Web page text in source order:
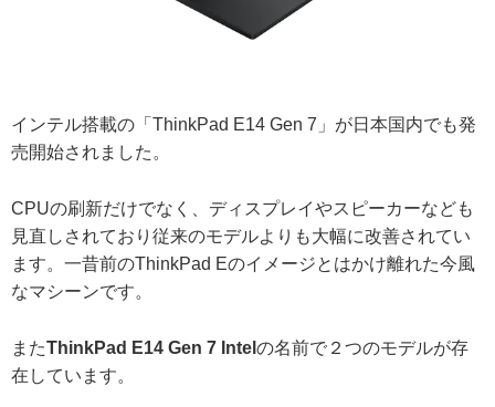
インテル搭載の「ThinkPad E14 Gen 7」が日本国内でも発
売開始されました。
CPUの刷新だけでなく、ディスプレイやスピーカーなども
見直しされており従来のモデルよりも大幅に改善されてい
ます。一昔前のThinkPad Eのイメージとはかけ離れた今風
なマシーンです。
またThinkPad E14 Gen 7 Intel の名前で２つのモデルが存
在しています。